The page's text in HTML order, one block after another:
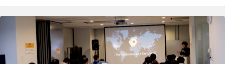
20170323 Azure Machine Learning Handson for Beginner
from 康平 秋山
今回は私がメインスピーカーとして「Web APIの現場あるある
解決特集〜こうして僕たちのAPIは使いやすくなった〜」のテ
ーマで発表いたしました。